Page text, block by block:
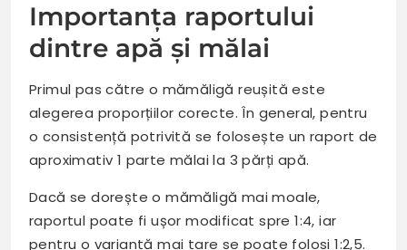
Importanța raportului
dintre apă și mălai
Primul pas către o mămăligă reușită este
alegerea proporțiilor corecte. În general, pentru
o consistență potrivită se folosește un raport de
aproximativ 1 parte mălai la 3 părți apă.
Dacă se dorește o mămăligă mai moale,
raportul poate fi ușor modificat spre 1:4, iar
pentru o variantă mai tare se poate folosi 1:2,5.